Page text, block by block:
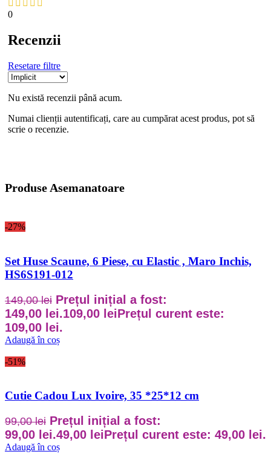
0
Recenzii
Resetare filtre
Nu există recenzii până acum.
Numai clienții autentificați, care au cumpărat acest produs, pot să
scrie o recenzie.
Produse Asemanatoare
-27%
Set Huse Scaune, 6 Piese, cu Elastic , Maro Inchis,
HS6S191-012
149,00lei Prețul inițial a fost:
149,00 lei.109,00 leiPrețul curent este:
109,00 lei.
Adaugă în coș
-51%
Cutie Cadou Lux Ivoire, 35 *25*12 cm
99,00lei Prețul inițial a fost:
99,00 lei.49,00 leiPrețul curent este: 49,00 lei.
Adaugă în coș